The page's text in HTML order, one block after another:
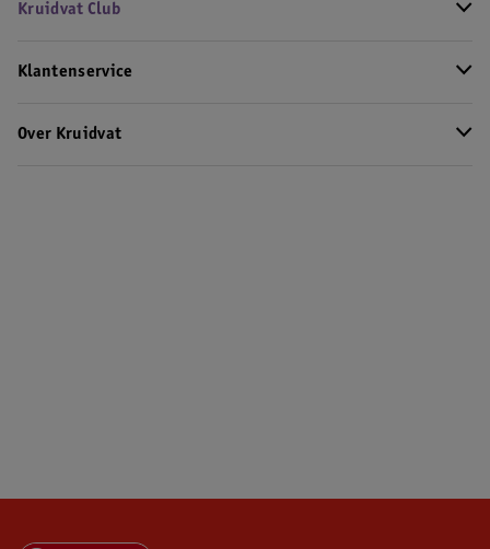
Kruidvat Club
Klantenservice
Over Kruidvat